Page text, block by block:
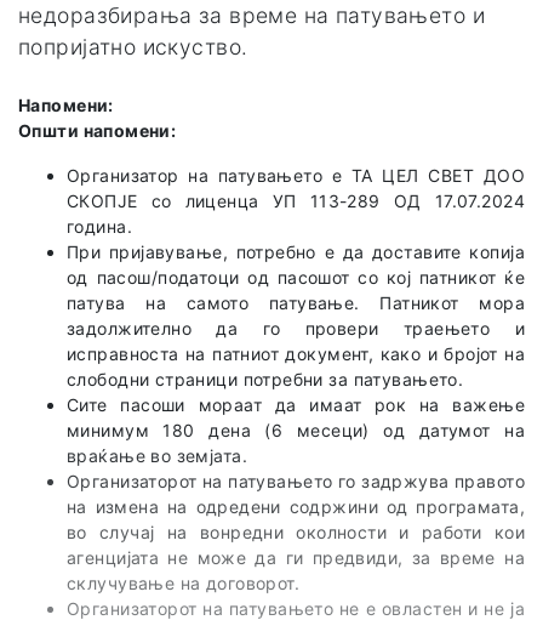
недоразбирања за време на патувањето и
попријатно искуство.
Напомени:
Општи напомени:
Организатор на патувањето е TA ЦЕЛ СВЕТ ДОО
СКОПЈЕ со лиценца УП 113-289 ОД 17.07.2024
година.
При пријавување, потребно е да доставите копија
од пасош/податоци од пасошот со кој патникот ќе
патува на самото патување. Патникот мора
задолжително да го провери траењето и
исправноста на патниот документ, како и бројот на
слободни страници потребни за патувањето.
Сите пасоши мораат да имаат рок на важење
минимум 180 дена (6 месеци) од датумот на
враќање во земјата.
Организаторот на патувањето го задржува правото
на измена на одредени содржини од програмата,
во случај на вонредни околности и работи кои
агенцијата не може да ги предвиди, за време на
склучување на договорот.
Организаторот на патувањето не е овластен и не ја